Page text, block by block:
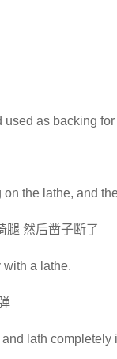
as backing
the lathe, and
腿 然后凿子断了
with a lathe.
lath completely